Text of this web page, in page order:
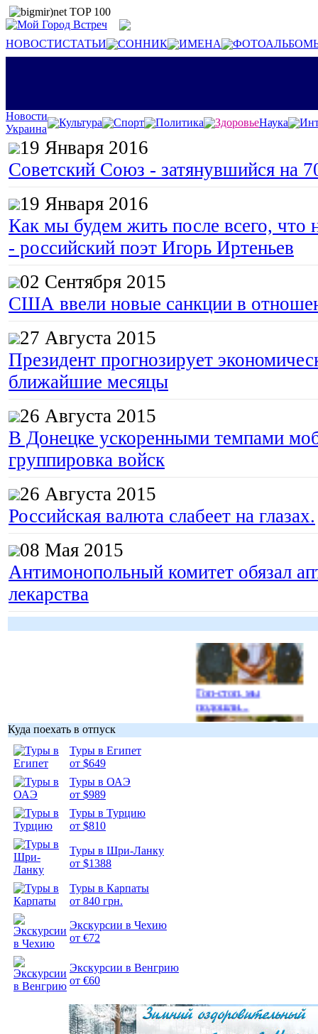
НОВОСТИСТАТЬИ СОННИК ИМЕНА
Новости
Украина
Культура Спорт Политика ЗдоровьеНаука
19 Января 2016
Советский Союз - затянувшийся на
19 Января 2016
Как мы будем жить после всего, что
- российский поэт Игорь Иртеньев
02 Сентября 2015
США ввели новые санкции в
27 Августа 2015
Президент прогнозирует
ближайшие месяцы
26 Августа 2015
В Донецке ускоренными темпами
группировка войск
26 Августа 2015
Российская валюта слабеет на глазах.
08 Мая 2015
Антимонопольный комитет обязал
лекарства
Гоп-стоп, мы
подошли...
Куда поехать в отпуск
Туры в Египет
от $649
Туры в ОАЭ
от $989
Туры в Турцию
от $810
Туры в Шри-Ланку
от $1388
Туры в Карпаты
от 840 грн.
Экскурсии в Чехию
от €72
Экскурсии в Венгрию
от €60